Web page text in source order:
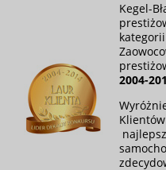
Kegel-
2004-